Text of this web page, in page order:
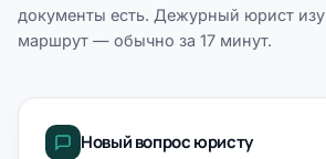
документы есть. Дежурный юрист
маршрут — обычно за 17 минут.
Новый вопрос юристу